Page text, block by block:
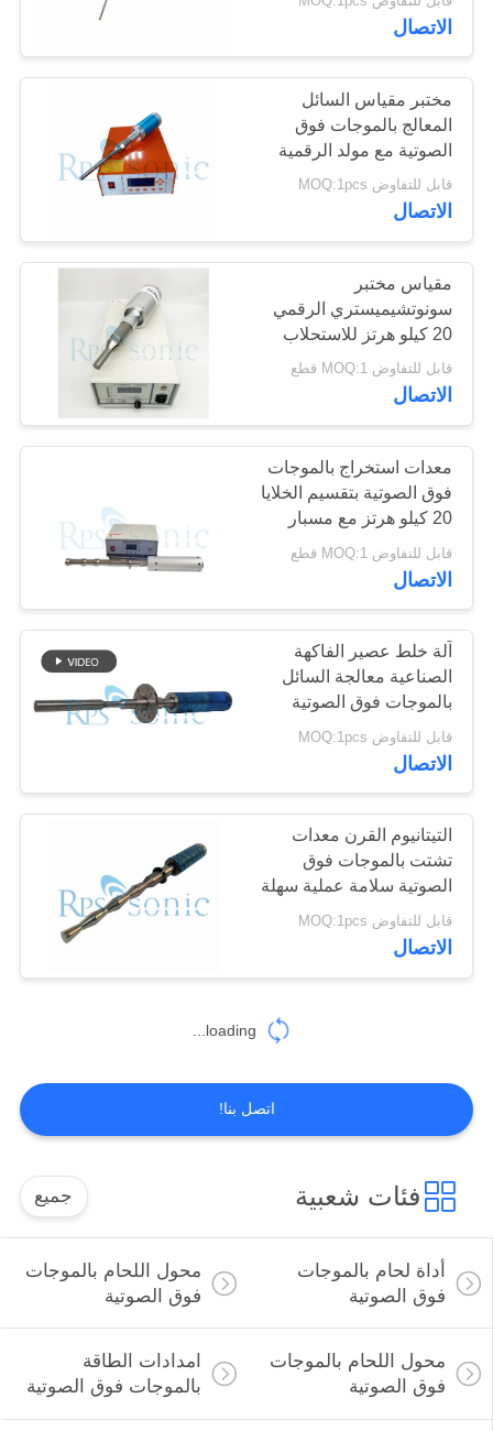
الخصوصية
لحام بالموجات فوق
الصوتية القرن
30
جهاز القطع بالموجات
فوق الصوتية
87
بقعة لحام بالموجات
فوق الصوتية
48
معالج السائل
بالموجات فوق
الصوتية
59
فوهات الرش
14
أداة القطع بالموجات
فوق الصوتية
14
الاتصال
مختبر مقياس السائل
المعالج بالموجات فوق
الصوتية مع مولد الرقمية
قابل للتفاوض MOQ:1pcs
الاتصال
مقياس مختبر
سونوتشيميستري الرقمي
20 كيلو هرتز للاستحلاب
بالموجات فوق الصوتية
قابل للتفاوض MOQ:1 قطع
الاتصال
معدات استخراج بالموجات
فوق الصوتية بتقسيم الخلايا
20 كيلو هرتز مع مسبار
التيتانيوم
قابل للتفاوض MOQ:1 قطع
الاتصال
آلة خلط عصير الفاكهة
الصناعية معالجة السائل
بالموجات فوق الصوتية
قابل للتفاوض MOQ:1pcs
الاتصال
التيتانيوم القرن معدات
تشتت بالموجات فوق
الصوتية سلامة عملية سهلة
قابل للتفاوض MOQ:1pcs
الاتصال
loading...
اتصل بنا!
فئات شعبية جميع
أداة لحام بالموجات
فوق الصوتية
محول اللحام بالموجات
فوق الصوتية
محول اللحام بالموجات
فوق الصوتية
امدادات الطاقة
بالموجات فوق الصوتية